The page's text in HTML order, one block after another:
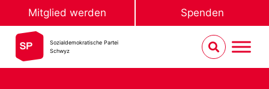
Mitglied werden Spenden
Sozialdemokratische Partei
Schwyz